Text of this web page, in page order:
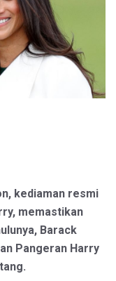
kediaman resmi
memastikan
Barack
Pangeran Harry